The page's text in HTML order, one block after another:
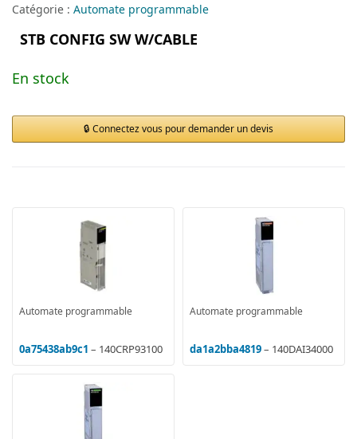
Catégorie : Automate programmable
STB CONFIG SW W/CABLE
En stock
Connectez vous pour demander un devis
Automate programmable
0a75438ab9c1 – 140CRP93100
Automate programmable
da1a2bba4819– 140DAI34000